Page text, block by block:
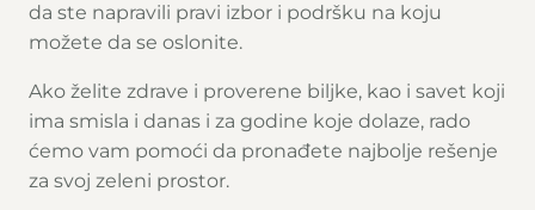
da ste napravili pravi izbor i podršku na koju
možete da se oslonite.
Ako želite zdrave i proverene biljke, kao i savet koji
ima smisla i danas i za godine koje dolaze, rado
ćemo vam pomoći da pronađete najbolje rešenje
za svoj zeleni prostor.